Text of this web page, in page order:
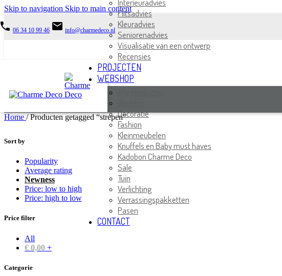
Skip to navigation Skip to main content
06 34 10 99 46 email info@charmedeco.nl
Interieuradvies
Flitsadvies
Kleuradvies
Seniorenadvies
Visualisatie van een ontwerp
Recensies
PROJECTEN
WEBSHOP
Decoratie
Fashion
Kleinmeubelen
Knuffels en Baby must haves
Kadobon Charme Deco
Sale
Tuin
Verlichting
Verrassingspakketten
Pasen
CONTACT
Home/ Producten getagged “strepen”
Sort by
Popularity
Average rating
Newness
Price: low to high
Price: high to low
Price filter
All
€ 0,00 +
Categorie